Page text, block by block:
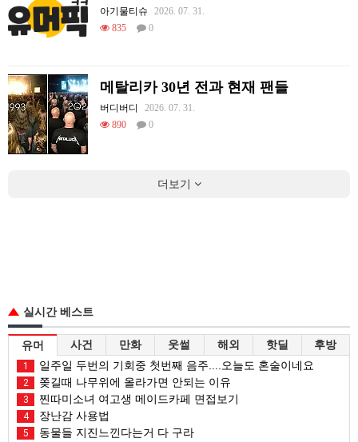
아기물티슈
2026. 07. 31.
835
0
메탈리카 30년 전과 현재 팬들
버디버디
2026. 07. 31.
890
0
더보기
실시간 베스트
유머 사건 만화 웃썰 해외 핫딜 후방
1 일주일 두번의 기회중 첫번째 음주....오늘도 혼술이네요
2 쫒길때 나무위에 올라가면 안되는 이유
3 찐따미소녀 여고생 메이드카페 면접보기
4 장난감 사용법
5 동물들 지진느낀다는거 다 구라